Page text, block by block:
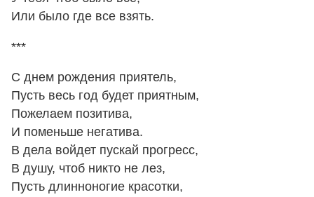
Или было где все взять.
***
С днем рождения приятель,
Пусть весь год будет приятным,
Пожелаем позитива,
И поменьше негатива.
В дела войдет пускай прогресс,
В душу, чтоб никто не лез,
Пусть длинноногие красотки,